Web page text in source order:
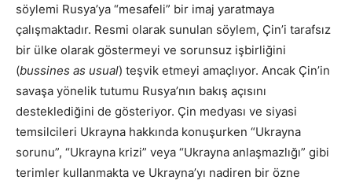
söylemi Rusya’ya “mesafeli” bir imaj yaratmaya
çalışmaktadır. Resmi olarak sunulan söylem, Çin’i tarafsız
bir ülke olarak göstermeyi ve sorunsuz işbirliğini
(bussines as usual) teşvik etmeyi amaçlıyor. Ancak Çin’in
savaşa yönelik tutumu Rusya’nın bakış açısını
desteklediğini de gösteriyor. Çin medyası ve siyasi
temsilcileri Ukrayna hakkında konuşurken “Ukrayna
sorunu”, “Ukrayna krizi” veya “Ukrayna anlaşmazlığı” gibi
terimler kullanmakta ve Ukrayna’yı nadiren bir özne